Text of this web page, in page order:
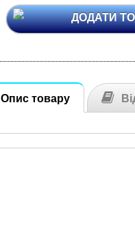
ДОДАТИ
Опис товару